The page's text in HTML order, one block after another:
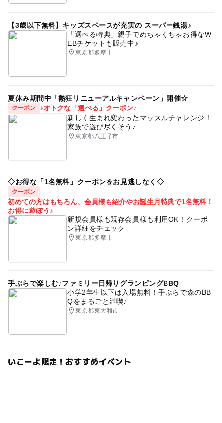
【3歳以下無料】キッズスペースが充実の スーパー銭湯♪
「選べる特典」親子でめちゃくちゃお得なW
EBチケットも販売中♪
東京都多摩市
夏休み期間中「熱狂リニューアルキャンペーン」開催☆
クーポン
♪オトクな「選べる」クーポン♪
新しく生まれ変わったマッスルチャレンジ！
家族で遊び尽くそう♪
東京都八王子市
◇お得な「1名無料」クーポンをお見逃しなく◇
クーポン
初めての方はもちろん、会員様も紹介やお誕生月特典で1名無料！
お得に遊ぼう♪
新規会員様も既存会員様も利用OK！クーポ
ン詳細をチェック
東京都多摩市
手ぶらで楽しむ♪ファミリー日帰りグランピングBBQ
小学2年生以下は入場無料！手ぶらで森のBB
Qをまるごと満喫♪
東京都東大和市
いこーよ限定！おすすめイベント